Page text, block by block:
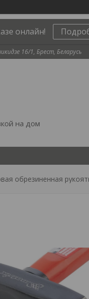
онлайн!
16/1, Брест, Беларусь
на дом
обрезиненная